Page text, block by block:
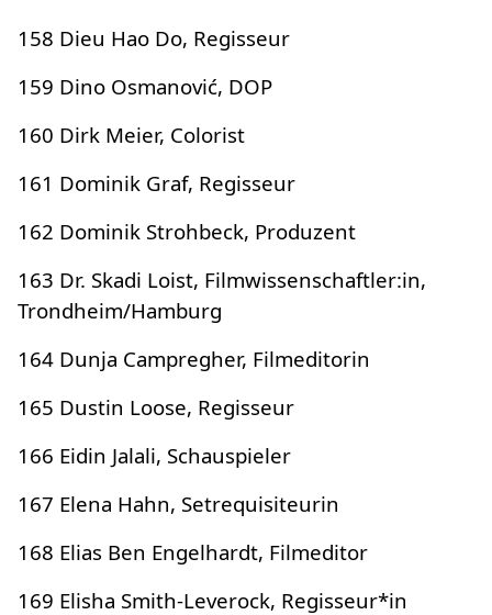
158 Dieu Hao Do, Regisseur
159 Dino Osmanović, DOP
160 Dirk Meier, Colorist
161 Dominik Graf, Regisseur
162 Dominik Strohbeck, Produzent
163 Dr. Skadi Loist, Filmwissenschaftler:in,
Trondheim/Hamburg
164 Dunja Campregher, Filmeditorin
165 Dustin Loose, Regisseur
166 Eidin Jalali, Schauspieler
167 Elena Hahn, Setrequisiteurin
168 Elias Ben Engelhardt, Filmeditor
169 Elisha Smith-Leverock, Regisseur*in